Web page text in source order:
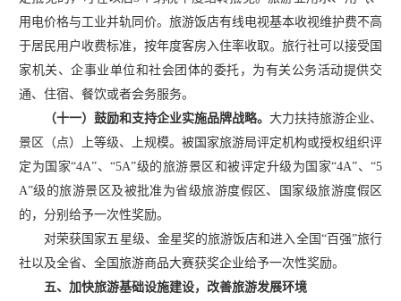
用电价格与工业并轨同价。旅游饭店有线电视基本收视维护费不高
于居民用户收费标准，按年度客房入住率收取。旅行社可以接受国
家机关、企事业单位和社会团体的委托，为有关公务活动提供交
通、住宿、餐饮或者会务服务。
（十一）鼓励和支持企业实施品牌战略。 大力扶持旅游企业、
景区（点）上等级、上规模。被国家旅游局评定机构或授权组织评
定为国家“4A”、“5A”级的旅游景区和被评定升级为国家“4A”、“5
A”级的旅游景区及被批准为省级旅游度假区、国家级旅游度假区
的，分别给予一次性奖励。
对荣获国家五星级、金星奖的旅游饭店和进入全国 “百强”旅行
社以及全省、全国旅游商品大赛获奖企业给予一次性奖励。
五、加快旅游基础设施建设，改善旅游发展环境